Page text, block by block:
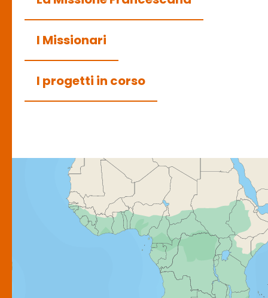
I Missionari
I progetti in corso